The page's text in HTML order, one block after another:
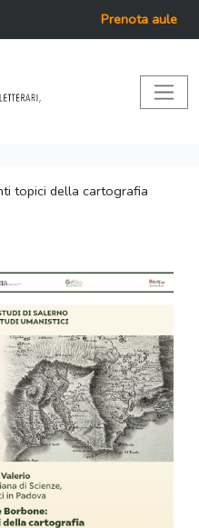
Prenota aule
topici della cartografia